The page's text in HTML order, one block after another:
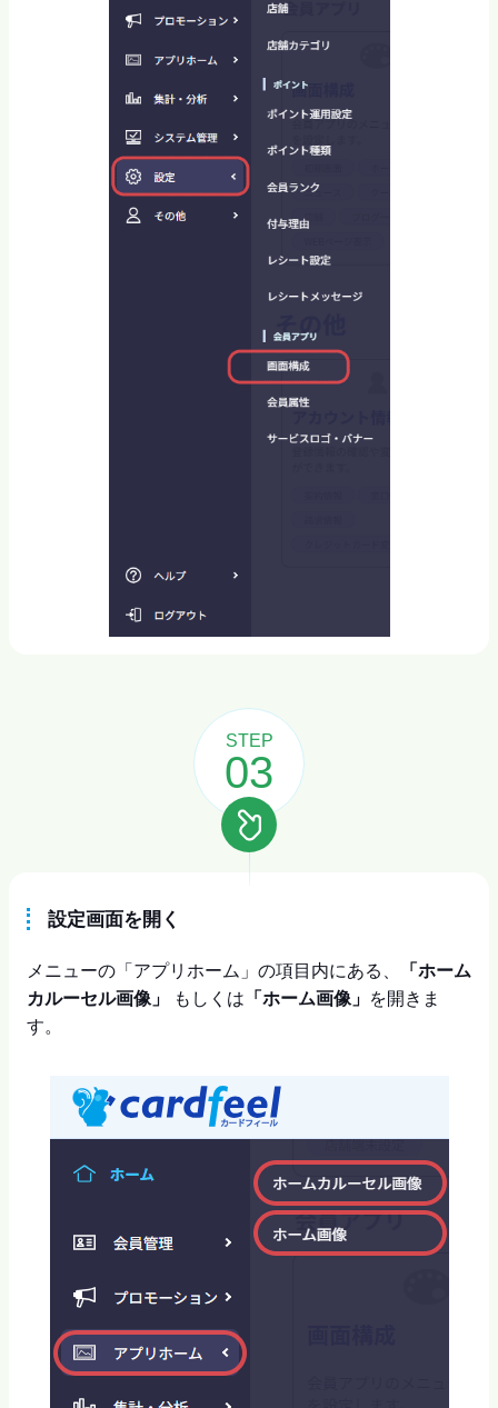
STEP
03
設定画面を開く
メニューの「アプリホーム」の項目内にある、
「ホーム
カルーセル画像」
もしくは 「ホーム画像」 を開きま
す。